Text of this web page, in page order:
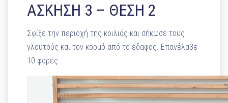
ΑΣΚΗΣΗ 3 – ΘΕΣΗ 2
Σφίξε την περιοχή της κοιλιάς και σήκωσε τους
γλουτούς και τον κορμό από το έδαφος. Επανέλαβε
10 φορές.